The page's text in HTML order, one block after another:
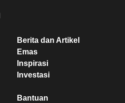
Berita dan Artikel
Emas
Inspirasi
Investasi
Bantuan